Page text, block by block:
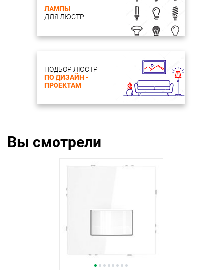
ЛАМПЫ
ДЛЯ ЛЮСТР
ПОДБОР ЛЮСТР
ПО ДИЗАЙН -
ПРОЕКТАМ
Вы смотрели